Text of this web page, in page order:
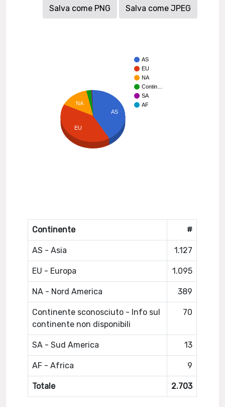
Salva come PNG Salva come JPEG
AS
EU
NA
Contin…
SA
AF
AS
NA
EU
Continente #
AS - Asia 1.127
EU - Europa 1.095
NA - Nord America 389
Continente sconosciuto - Info sul
continente non disponibili
70
SA - Sud America 13
AF - Africa 9
Totale 2.703